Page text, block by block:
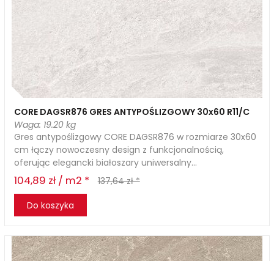
CORE DAGSR876 GRES ANTYPOŚLIZGOWY 30x60 R11/C
Waga: 19.20 kg
Gres antypoślizgowy CORE DAGSR876 w rozmiarze 30x60
cm łączy nowoczesny design z funkcjonalnością,
oferując elegancki białoszary uniwersalny...
104,89 zł / m2 *
137,64 zł *
Do koszyka